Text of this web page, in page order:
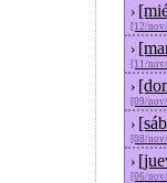
›
[12/
›
[11/
›
[09/
›
[08/
›
[06/